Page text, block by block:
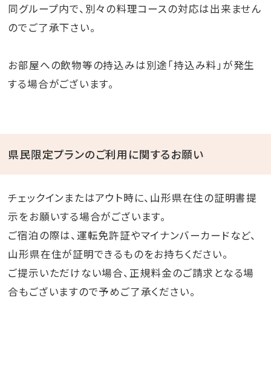
同グループ内で、別々の料理コースの対応は出来ません
のでご了承下さい。
お部屋への飲物等の持込みは別途「持込み料」が発生
する場合がございます。
県民限定プランのご利用に関するお願い
チェックインまたはアウト時に、山形県在住の証明書提
示をお願いする場合がございます。
ご宿泊の際は、運転免許証やマイナンバーカードなど、
山形県在住が証明できるものをお持ちください。
ご提示いただけない場合、正規料金のご請求となる場
合もございますので予めご了承ください。